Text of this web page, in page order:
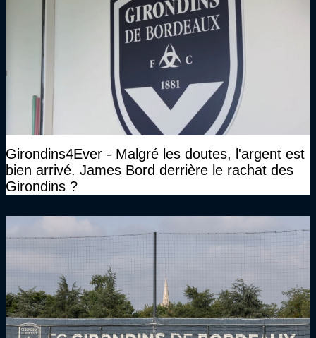
Girondins4Ever - Malgré les doutes, l'argent est
bien arrivé. James Bord derrière le rachat des
Girondins ?